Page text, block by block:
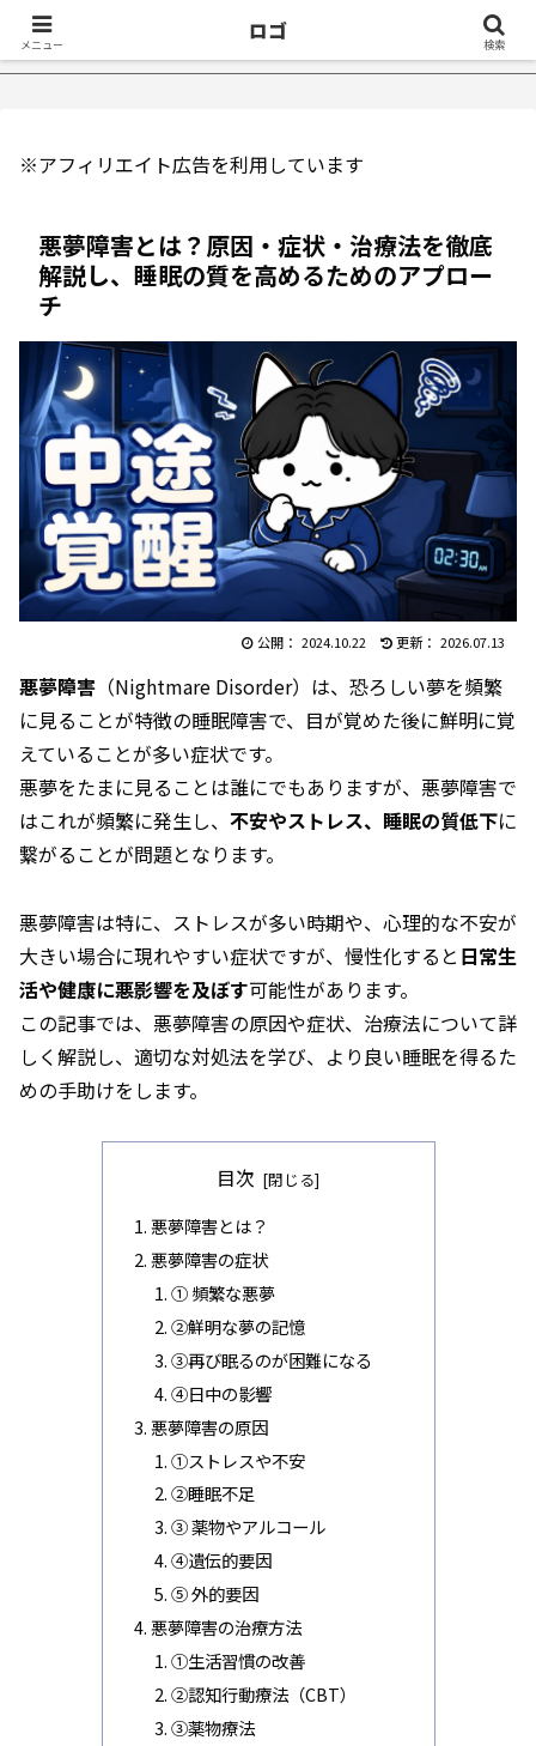
治ったきっかけ５選｜不眠症体験談 【18万再生】
※アフィリエイト広告を利用しています
悪夢障害とは？原因・症状・治療法を徹底
解説し、睡眠の質を高めるためのアプロー
チ
2024.10.22 2026.07.13
悪夢障害 （Nightmare Disorder）は、恐ろしい夢を頻繁
に見ることが特徴の睡眠障害で、目が覚めた後に鮮明に覚
えていることが多い症状です。
悪夢をたまに見ることは誰にでもありますが、悪夢障害で
はこれが頻繁に発生し、 不安やストレス、睡眠の質低下に
繋がることが問題となります。
悪夢障害は特に、ストレスが多い時期や、心理的な不安が
大きい場合に現れやすい症状ですが、慢性化すると 日常生
活や健康に悪影響を及ぼす可能性があります。
この記事では、悪夢障害の原因や症状、治療法について詳
しく解説し、適切な対処法を学び、より良い睡眠を得るた
めの手助けをします。
目次
悪夢障害とは？
悪夢障害の症状
① 頻繁な悪夢
②鮮明な夢の記憶
➂再び眠るのが困難になる
④日中の影響
悪夢障害の原因
①ストレスや不安
②睡眠不足
➂ 薬物やアルコール
④遺伝的要因
⑤ 外的要因
悪夢障害の治療方法
①生活習慣の改善
②認知行動療法（CBT）
➂薬物療法
メニュー
ロゴ
検索